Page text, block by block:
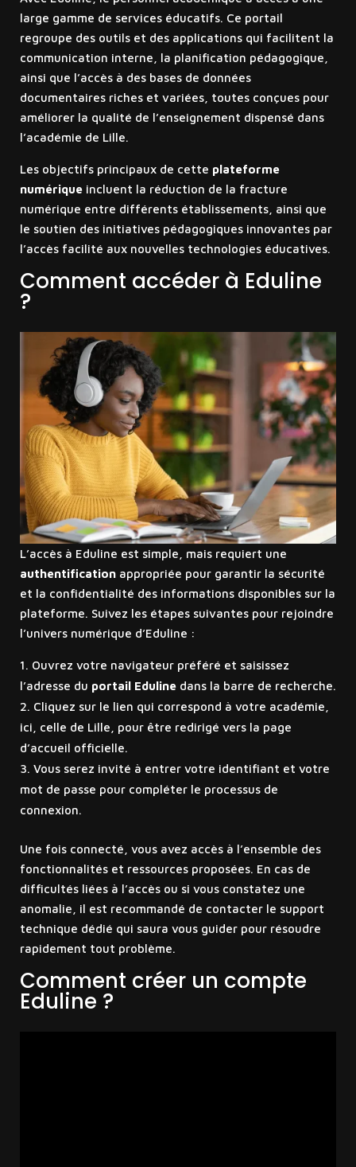
large gamme de services éducatifs. Ce portail
regroupe des outils et des applications qui facilitent la
communication interne, la planification pédagogique,
ainsi que l’accès à des bases de données
documentaires riches et variées, toutes conçues pour
améliorer la qualité de l’enseignement dispensé dans
l’académie de Lille.
Les objectifs principaux de cette plateforme
numériqueincluent la réduction de la fracture
numérique entre différents établissements, ainsi que
le soutien des initiatives pédagogiques innovantes par
l’accès facilité aux nouvelles technologies éducatives.
Comment accéder à Eduline
?
L’accès à Eduline est simple, mais requiert une
authentificationappropriée pour garantir la sécurité
et la confidentialité des informations disponibles sur la
plateforme. Suivez les étapes suivantes pour rejoindre
l’univers numérique d’Eduline :
Ouvrez votre navigateur préféré et saisissez
l’adresse du portail Edulinedans la barre de recherche.
Cliquez sur le lien qui correspond à votre académie,
ici, celle de Lille, pour être redirigé vers la page
d’accueil officielle.
Vous serez invité à entrer votre identifiant et votre
mot de passe pour compléter le processus de
connexion.
Une fois connecté, vous avez accès à l’ensemble des
fonctionnalités et ressources proposées. En cas de
difficultés liées à l’accès ou si vous constatez une
anomalie, il est recommandé de contacter le support
technique dédié qui saura vous guider pour résoudre
rapidement tout problème.
Comment créer un compte
Eduline ?